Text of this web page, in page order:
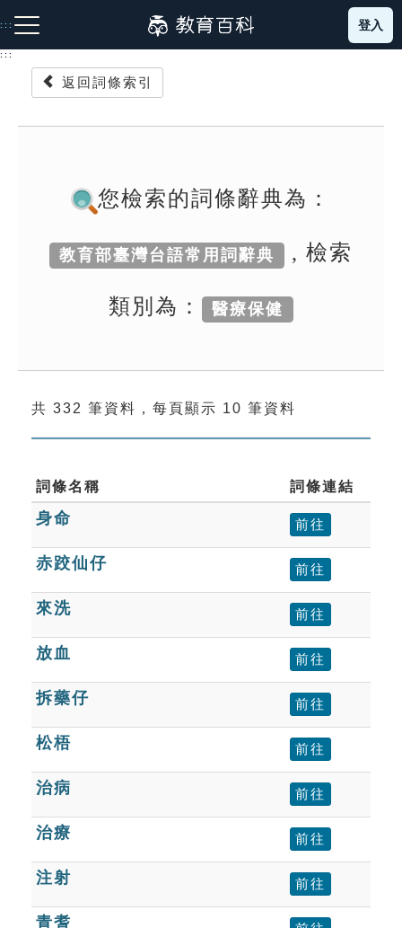
到
主
:::
成語故事
索引選單
單字索引
生命大百科索引
遊戲專區
教學應用
貓頭鷹博士
登入
:::
返回詞條索引
您檢索的詞條辭典為：
教育部臺灣台語常用詞辭典 , 檢索
類別為： 醫療保健
共 332 筆資料，每頁顯示 10 筆資料
詞條名稱 詞條連結
身命 前往
赤跤仙仔 前往
來洗 前往
放血 前往
拆藥仔 前往
松梧 前往
治病 前往
治療 前往
注射 前往
青耆